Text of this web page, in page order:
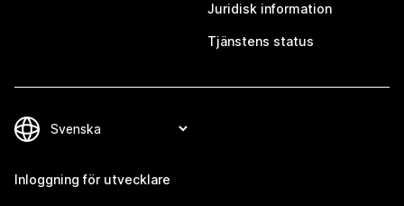
Juridisk information
Tjänstens status
Inloggning för utvecklare